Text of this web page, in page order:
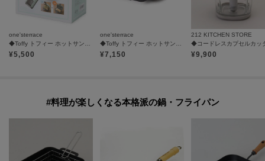
one'sterrace
◆Toffy トフィー ホットサンドメーカー ハーフ
¥5,500
one'sterrace
◆Toffy トフィー ホットサンドメーカー
¥7,150
212 KITCHEN STORE
¥9,900
#料理が楽しくなる本格派の鍋・フライパン